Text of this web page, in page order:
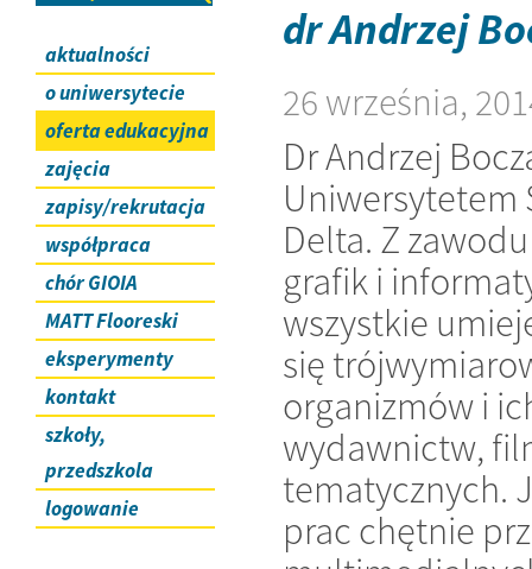
aktualności
o uniwersytecie
oferta edukacyjna
zajęcia
zapisy/rekrutacja
współpraca
chór GIOIA
MATT Flooreski
eksperymenty
kontakt
szkoły,
przedszkola
logowanie
dr Andrzej
26 września,
Dr Andrzej
Uniwersytetem
Delta. Z
grafik i
wszystkie
się
organizmów i
wydawnictw,
tematycznych.
prac chętnie